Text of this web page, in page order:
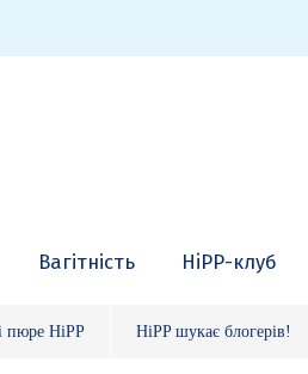
Вагітність HiPP-клуб
пюре HiPP HiPP шукає блогерів!